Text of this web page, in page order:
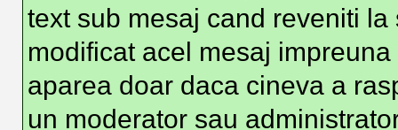
text sub mesaj cand reveniti
modificat acel mesaj
aparea doar daca cineva a
un moderator sau